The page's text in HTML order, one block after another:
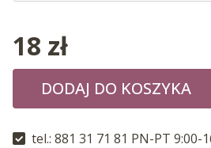
18 zł
DODAJ DO KOSZYKA
tel.: 881 31 71 81 PN-PT 9:00-